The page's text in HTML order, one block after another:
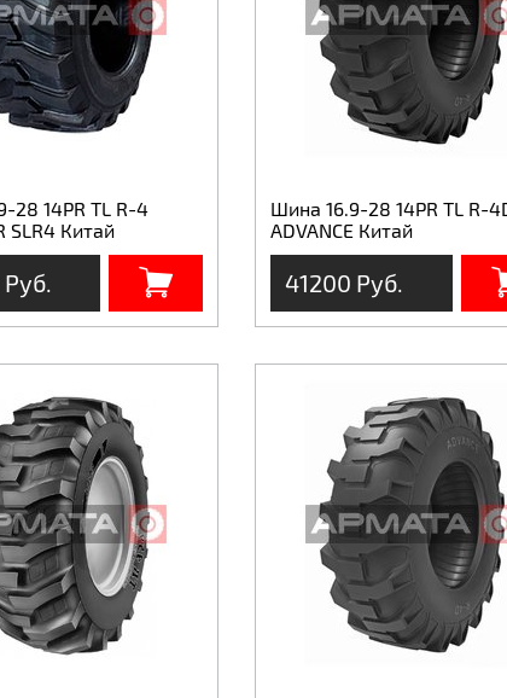
28 14PR TL R-4
SLR4 Китай
Шина 16.9-28 14PR TL R-
ADVANCE Китай
41200 Руб.